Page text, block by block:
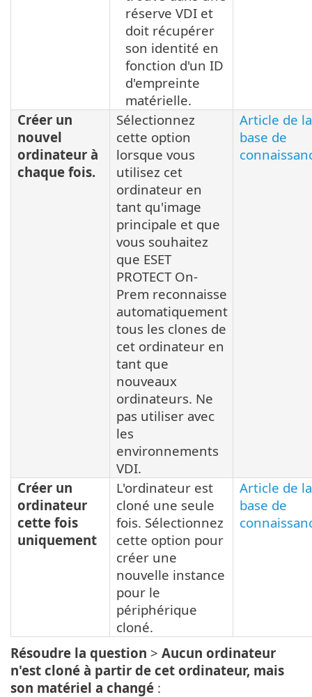
réserve VDI et
doit récupérer
son identité en
fonction d'un ID
d'empreinte
matérielle.
Créer un
nouvel
ordinateur à
chaque fois.
Sélectionnez
cette option
lorsque vous
utilisez cet
ordinateur en
tant qu'image
principale et que
vous souhaitez
que ESET
PROTECT On-
Prem reconnaisse
automatiquement
tous les clones de
cet ordinateur en
tant que
nouveaux
ordinateurs. Ne
pas utiliser avec
les
environnements
VDI.
Article de la
base de
Créer un
ordinateur
cette fois
uniquement
L'ordinateur est
cloné une seule
fois. Sélectionnez
cette option pour
créer une
nouvelle instance
pour le
périphérique
cloné.
Article de la
base de
Résoudre la question > Aucun ordinateur
n'est cloné à partir de cet ordinateur, mais
son matériel a changé :